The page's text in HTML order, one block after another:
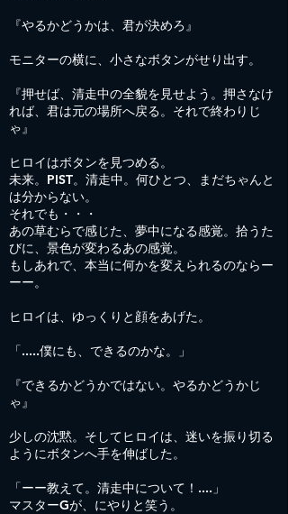
『やるかどうかは、君が決めろ』
モニターの横に、小さなボタンがせり出す。
『押せば、清走中の全貌を見せよう。押さなけ
れば、君は元の場所へ戻る。それで終わりじ
ゃ』
ヒロイはボタンを見つめる。
未来。PIST。清走中。何ひとつ、まだちゃんと
は分からない。
それでも・・・
あの草むらで感じた、夢中になる感覚。拾うた
びに、景色が変わるあの感覚。
もしあれで、本当に何かを変えられるのならー
ーー。
ヒロイは、ゆっくりと顔をあげた。
「.....僕にも、できるのかな。」
『できるかどうかではない。やるかどうかじ
ゃ』
少しの沈黙。そしてヒロイは、迷いを振り切る
ようにボタンへ手を伸ばした。
「ーー教えて。清走中について！....」
マスターGが、にやりと笑う。